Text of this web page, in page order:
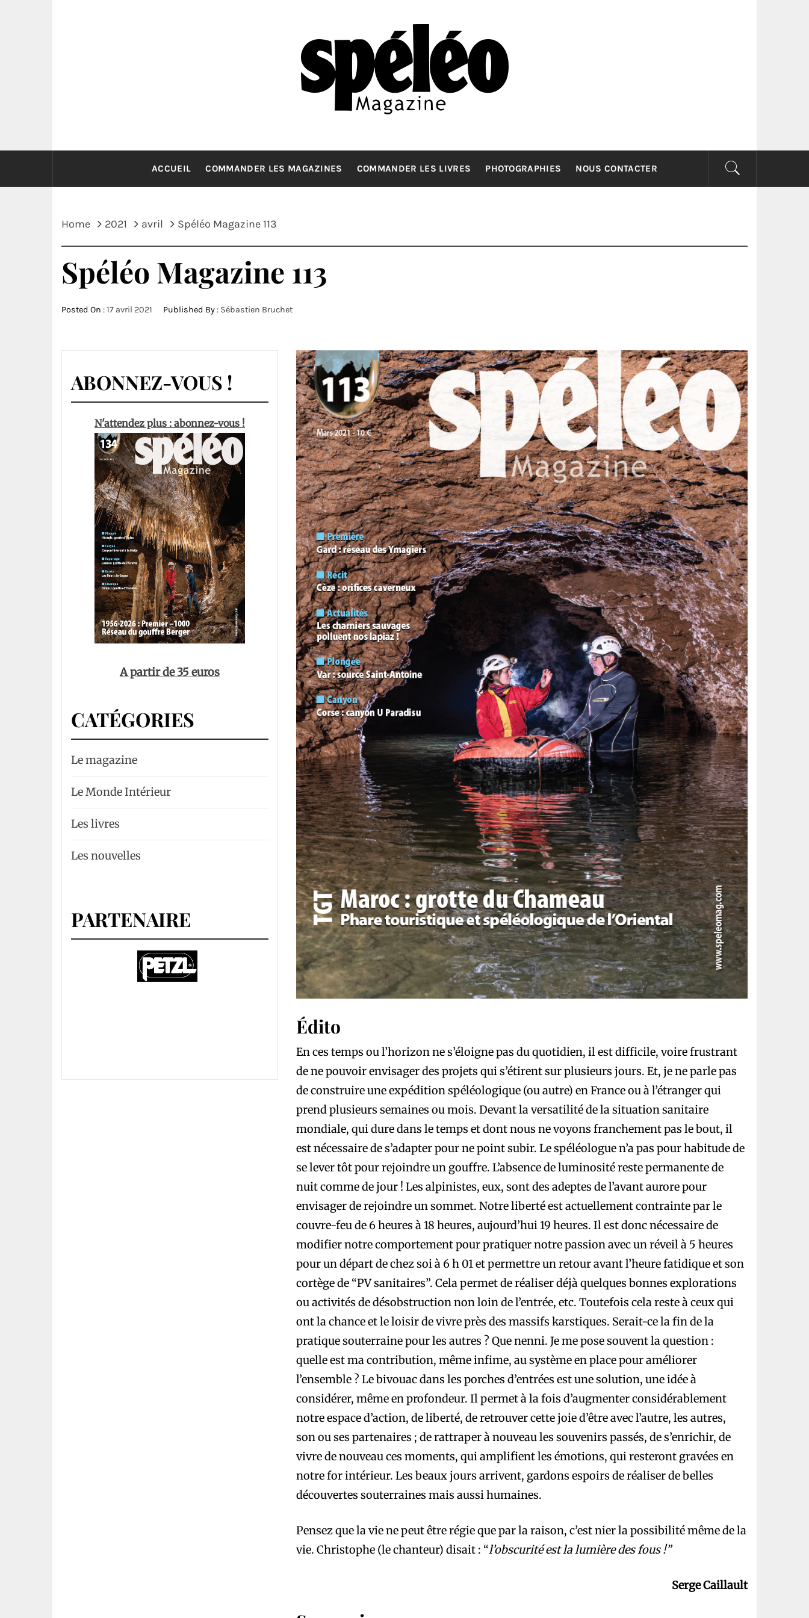
SPELEOMAG
La spéléologie d'exploration Grand Format
ACCUEIL COMMANDER LES MAGAZINES COMMANDER LES LIVRES PHOTOGRAPHIES NOUS CONTACTER
Home 2021 avril Spéléo Magazine 113
Spéléo Magazine 113
Posted On :17 avril 2021 Published By : Sébastien Bruchet
Édito
En ces temps ou l’horizon ne s’éloigne pas du quotidien, il est difficile, voire frustrant
de ne pouvoir envisager des projets qui s’étirent sur plusieurs jours. Et, je ne parle pas
de construire une expédition spéléologique (ou autre) en France ou à l’étranger qui
prend plusieurs semaines ou mois. Devant la versatilité de la situation sanitaire
mondiale, qui dure dans le temps et dont nous ne voyons franchement pas le bout, il
est nécessaire de s’adapter pour ne point subir. Le spéléologue n’a pas pour habitude de
se lever tôt pour rejoindre un gouffre. L’absence de luminosité reste permanente de
nuit comme de jour ! Les alpinistes, eux, sont des adeptes de l’avant aurore pour
envisager de rejoindre un sommet. Notre liberté est actuellement contrainte par le
couvre-feu de 6 heures à 18 heures, aujourd’hui 19 heures. Il est donc nécessaire de
modifier notre comportement pour pratiquer notre passion avec un réveil à 5 heures
pour un départ de chez soi à 6 h 01 et permettre un retour avant l’heure fatidique et son
cortège de “PV sanitaires”. Cela permet de réaliser déjà quelques bonnes explorations
ou activités de désobstruction non loin de l’entrée, etc. Toutefois cela reste à ceux qui
ont la chance et le loisir de vivre près des massifs karstiques. Serait-ce la fin de la
pratique souterraine pour les autres ? Que nenni. Je me pose souvent la question :
quelle est ma contribution, même infime, au système en place pour améliorer
l’ensemble ? Le bivouac dans les porches d’entrées est une solution, une idée à
considérer, même en profondeur. Il permet à la fois d’augmenter considérablement
notre espace d’action, de liberté, de retrouver cette joie d’être avec l’autre, les autres,
son ou ses partenaires ; de rattraper à nouveau les souvenirs passés, de s’enrichir, de
vivre de nouveau ces moments, qui amplifient les émotions, qui resteront gravées en
notre for intérieur. Les beaux jours arrivent, gardons espoirs de réaliser de belles
découvertes souterraines mais aussi humaines.
Pensez que la vie ne peut être régie que par la raison, c’est nier la possibilité même de la
vie. Christophe (le chanteur) disait : “l’obscurité est la lumière des fous !”
Serge Caillault
ABONNEZ-VOUS !
N'attendez plus : abonnez-vous !
A partir de 35 euros
CATÉGORIES
Le magazine
Le Monde Intérieur
Les livres
Les nouvelles
PARTENAIRE